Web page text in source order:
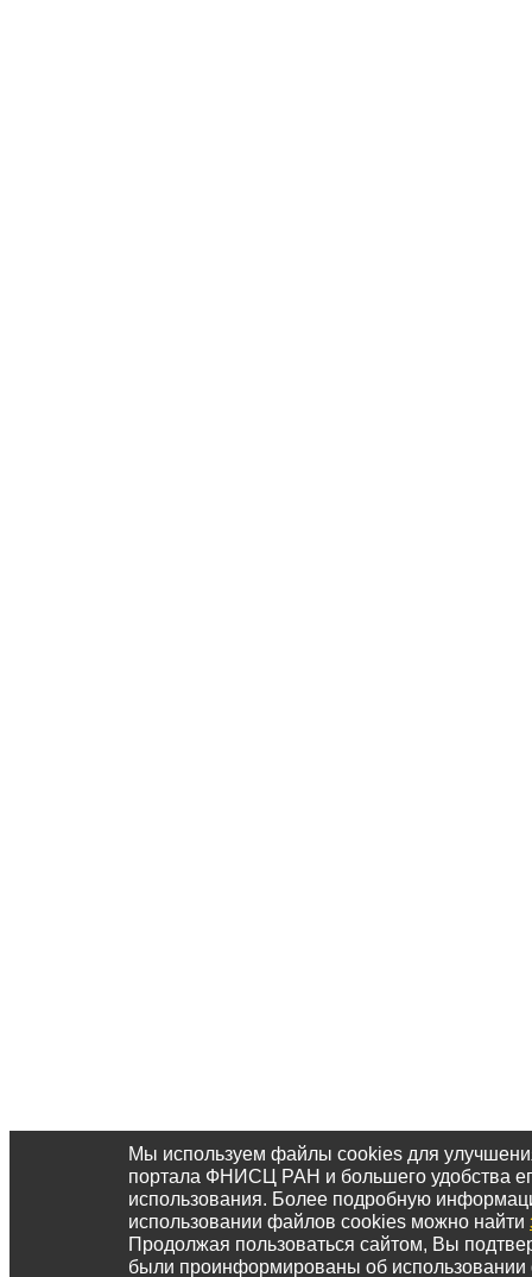
Мы используем файлы cookies для
портала ФНИСЦ РАН и большего удобства
использования. Более подробную
использовании файлов cookies можно найти
Продолжая пользоваться сайтом, Вы
были проинформированы об